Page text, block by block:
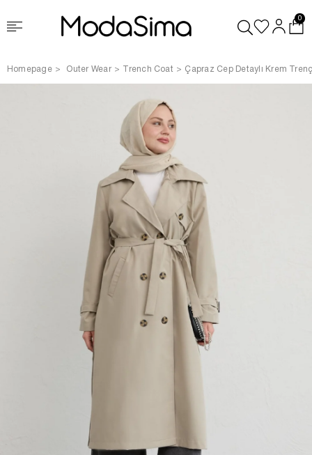
0
Homepage Outer Wear Trench Coat Çapraz Cep Detaylı Krem